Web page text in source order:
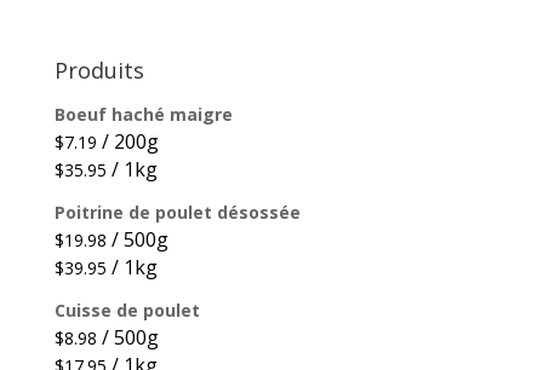
Produits
Boeuf haché maigre
$7.19 / 200g
$35.95 / 1kg
Poitrine de poulet désossée
$19.98 / 500g
$39.95 / 1kg
Cuisse de poulet
$8.98 / 500g